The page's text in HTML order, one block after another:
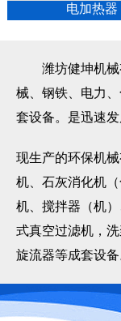
电加热器
潍坊健坤机械
械、钢铁、电力
套设备。是迅速
现生产的环保机
机、石灰消化机
机、搅拌器（机
式真空过滤机，
旋流器等成套设备